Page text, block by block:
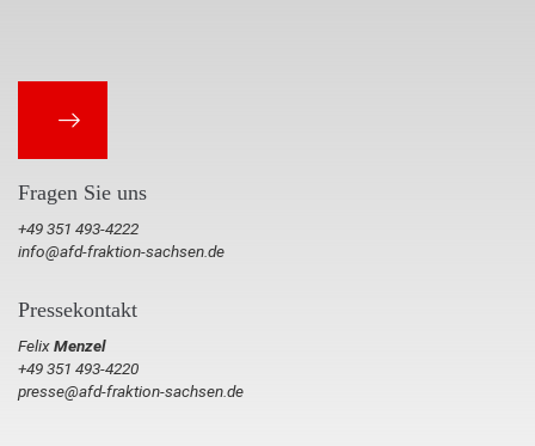
Fragen Sie uns
+49 351 493-4222
info@afd-fraktion-sachsen.de
Pressekontakt
FelixMenzel
+49 351 493-4220
presse@afd-fraktion-sachsen.de